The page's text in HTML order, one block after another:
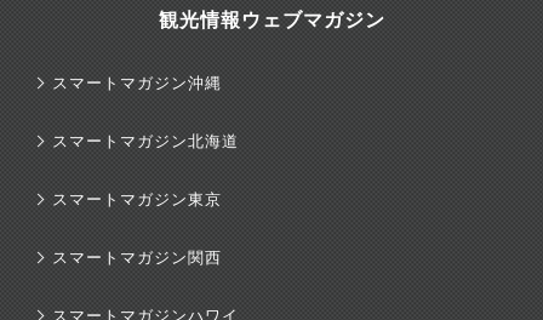
観光情報ウェブマガジン
スマートマガジン沖縄
スマートマガジン北海道
スマートマガジン東京
スマートマガジン関西
スマートマガジンハワイ